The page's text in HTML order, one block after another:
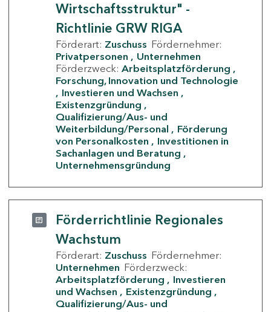
Wirtschaftsstruktur" -
Richtlinie GRW RIGA
Förderart: Zuschuss Fördernehmer:
Privatpersonen
Unternehmen
Förderzweck: Arbeitsplatzförderung
Forschung, Innovation und Technologie
Investieren und Wachsen
Existenzgründung
Qualifizierung/Aus- und
Weiterbildung/Personal
Förderung
von Personalkosten
Investitionen in
Sachanlagen und Beratung
Unternehmensgründung
Förderrichtlinie Regionales
Wachstum
Förderart: Zuschuss Fördernehmer:
Unternehmen Förderzweck:
Arbeitsplatzförderung
Investieren
und Wachsen
Existenzgründung
Qualifizierung/Aus- und